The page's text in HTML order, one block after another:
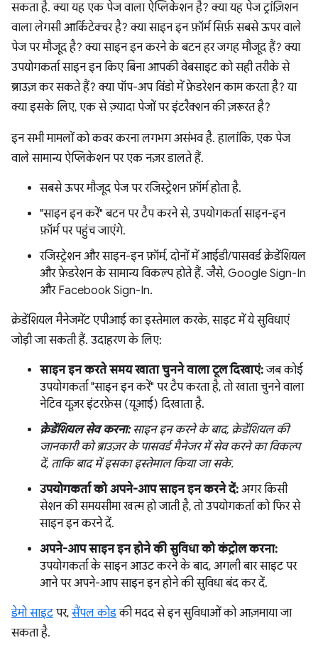
सकता है. क्या यह एक पेज वाला ऐप्लिकेशन है? क्या यह पेज ट्रांज़िशन
वाला लेगसी आर्किटेक्चर है? क्या साइन इन फ़ॉर्म सिर्फ़ सबसे ऊपर वाले
पेज पर मौजूद है? क्या साइन इन करने के बटन हर जगह मौजूद हैं? क्या
उपयोगकर्ता साइन इन किए बिना आपकी वेबसाइट को सही तरीके से
ब्राउज़ कर सकते हैं? क्या पॉप-अप विंडो में फ़ेडरेशन काम करता है? या
क्या इसके लिए, एक से ज़्यादा पेजों पर इंटरैक्शन की ज़रूरत है?
इन सभी मामलों को कवर करना लगभग असंभव है. हालांकि, एक पेज
वाले सामान्य ऐप्लिकेशन पर एक नज़र डालते हैं.
सबसे ऊपर मौजूद पेज पर रजिस्ट्रेशन फ़ॉर्म होता है.
"साइन इन करें" बटन पर टैप करने से, उपयोगकर्ता साइन-इन
फ़ॉर्म पर पहुंच जाएंगे.
रजिस्ट्रेशन और साइन-इन फ़ॉर्म, दोनों में आईडी/पासवर्ड क्रेडेंशियल
और फ़ेडरेशन के सामान्य विकल्प होते हैं. जैसे, Google Sign-In
और Facebook Sign-In.
क्रेडेंशियल मैनेजमेंट एपीआई का इस्तेमाल करके, साइट में ये सुविधाएं
जोड़ी जा सकती हैं. उदाहरण के लिए:
साइन इन करते समय खाता चुनने वाला टूल दिखाएं:जब कोई
उपयोगकर्ता "साइन इन करें" पर टैप करता है, तो खाता चुनने वाला
नेटिव यूज़र इंटरफ़ेस (यूआई) दिखाता है.
क्रेडेंशियल सेव करना:साइन इन करने के बाद, क्रेडेंशियल की
जानकारी को ब्राउज़र के पासवर्ड मैनेजर में सेव करने का विकल्प
दें, ताकि बाद में इसका इस्तेमाल किया जा सके.
उपयोगकर्ता को अपने-आप साइन इन करने दें: अगर किसी
सेशन की समयसीमा खत्म हो जाती है, तो उपयोगकर्ता को फिर से
साइन इन करने दें.
अपने-आप साइन इन होने की सुविधा को कंट्रोल करना:
उपयोगकर्ता के साइन आउट करने के बाद, अगली बार साइट पर
आने पर अपने-आप साइन इन होने की सुविधा बंद कर दें.
डेमो साइटपर,सैंपल कोडकी मदद से इन सुविधाओं को आज़माया जा
सकता है.